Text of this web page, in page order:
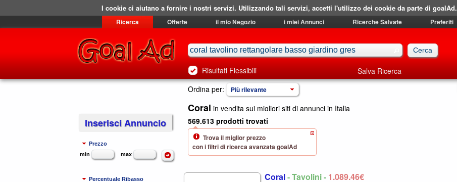
Ricerca Offerte il mio Negozio i miei Annunci Ricerche Salvate Preferiti
Risultati Flessibili
Salva Ricerca
Ordina per:
Più rilevante
Coral in vendita sui migliori siti di annunci in Italia
Trova il miglior prezzo
con i filtri di ricerca avanzata goalAd
569.613 prodotti trovati
Inserisci Annuncio
Prezzo
min
max
Percentuale Ribasso
Coral- Tavolini - 1.089,46€
I cookie ci aiutano a fornire i nostri servizi. Utilizzando tali servizi, accetti l'utilizzo dei cookie da parte di goalAd.